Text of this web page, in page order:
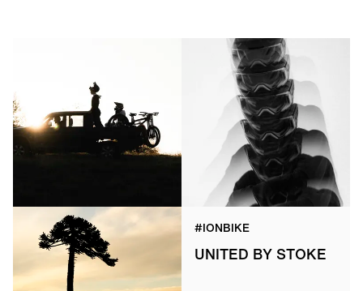
#IONBIKE
UNITED BY STOKE